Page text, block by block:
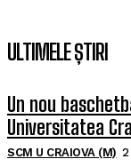
ULTIMELE ȘTIRI
Un nou
Universitatea
SCM U CRAIOVA (M) 2